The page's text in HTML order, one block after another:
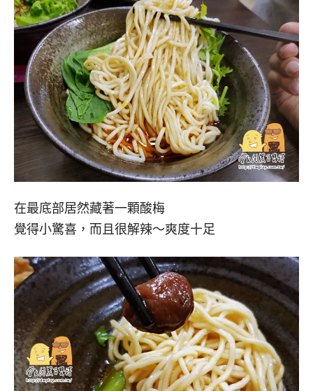
在最底部居然藏著一顆酸梅
覺得小驚喜，而且很解辣～爽度十足